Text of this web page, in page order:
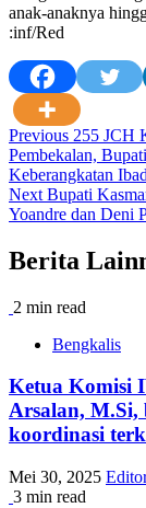
anak-anaknya
:inf/Red
Post
navigation
Previous 255 JCH
Pembekalan,
Keberangkatan
Next Bupati
Yoandre dan Deni
Berita
2 min read
Bengkalis
Ketua Komisi
Arsalan, M.Si,
koordinasi
Mei 30, 2025
3 min read